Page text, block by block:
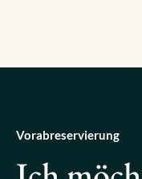
Vorabreservierung